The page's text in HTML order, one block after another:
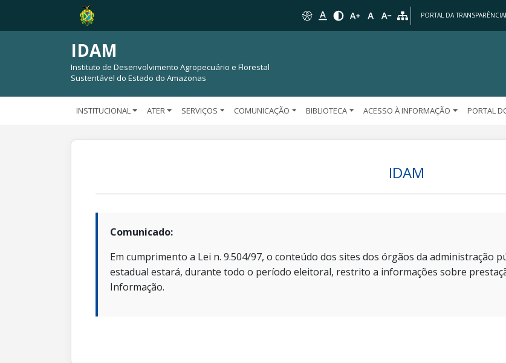
PORTAL DA TRANSPARÊNCIA
IDAM
Instituto de Desenvolvimento Agropecuário e Florestal
Sustentável do Estado do Amazonas
INSTITUCIONAL ATER SERVIÇOS COMUNICAÇÃO BIBLIOTECA ACESSO À INFORMAÇÃO PORTAL
IDAM
Comunicado:
Em cumprimento a Lei n. 9.504/97, o conteúdo dos sites dos órgãos da administração
estadual estará, durante todo o período eleitoral, restrito a informações sobre
Informação.